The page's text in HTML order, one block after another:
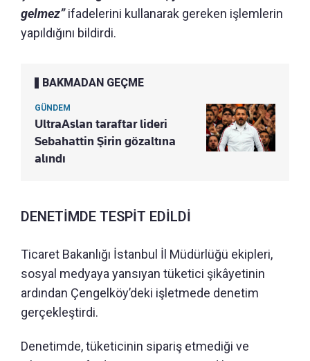
gelmez”ifadelerini kullanarak gereken işlemlerin
yapıldığını bildirdi.
BAKMADAN GEÇME
GÜNDEM
UltraAslan taraftar lideri
Sebahattin Şirin gözaltına
alındı
DENETİMDE TESPİT EDİLDİ
Ticaret Bakanlığı İstanbul İl Müdürlüğü ekipleri,
sosyal medyaya yansıyan tüketici şikâyetinin
ardından Çengelköy’deki işletmede denetim
gerçekleştirdi.
Denetimde, tüketicinin sipariş etmediği ve